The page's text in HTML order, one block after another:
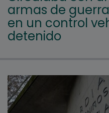
armas de
en un control
detenido